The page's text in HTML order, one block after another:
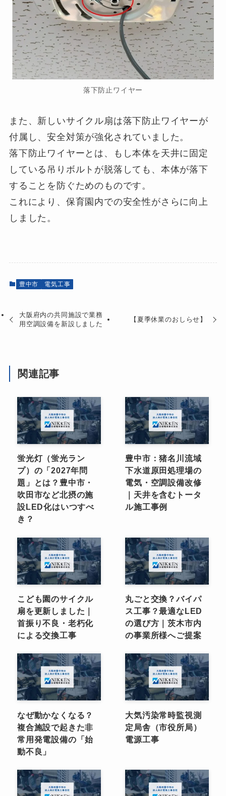
落下防止ワイヤー
また、新しいサイクル扇は落下防止ワイヤーが
付属し、安全対策が強化されていました。
落下防止ワイヤーとは、もし本体を天井に固定
している吊りボルトが脱落しても、本体が落下
することを防ぐためのものです。
これにより、保育園内での安全性がさらに向上
しました。
豊中市 電気工事
大阪府内の共同施設で業務
用空調設備を新設しました
【夏季休業のおしらせ】
関連記事
蛍光灯（蛍光ラン
プ）の「2027年問
題」とは？豊中市・
吹田市など北摂の施
設LED化はいつすべ
き？
豊中市：猪名川流域
下水道原田処理場の
電気・空調設備改修
｜天井を含むトータ
ル施工事例
こども園のサイクル
扇を更新しました｜
首振り不良・老朽化
による交換工事
丸ごと交換？バイパ
ス工事？最適なLED
の選び方｜茨木市内
の事業所様へご提案
なぜ動かなくなる？
複合施設で起きた非
常用発電設備の「始
動不良」
大気汚染常時監視測
定局舎（市役所局）
電源工事